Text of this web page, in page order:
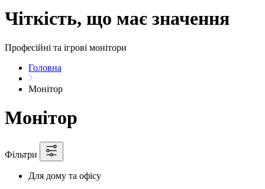
Чіткість, що має значення
Професійні та ігрові монітори
Головна
Монітор
Монітор
Фільтри
Для дому та офісу